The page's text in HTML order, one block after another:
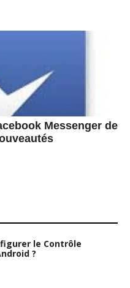
Messenger de
le Contrôle
?